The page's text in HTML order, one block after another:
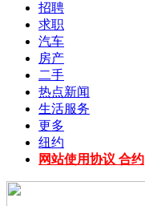
招聘
求职
汽车
房产
二手
热点新闻
生活服务
更多
纽约
网站使用协议 合约